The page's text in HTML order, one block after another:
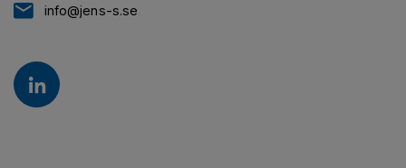
info@jens-s.se